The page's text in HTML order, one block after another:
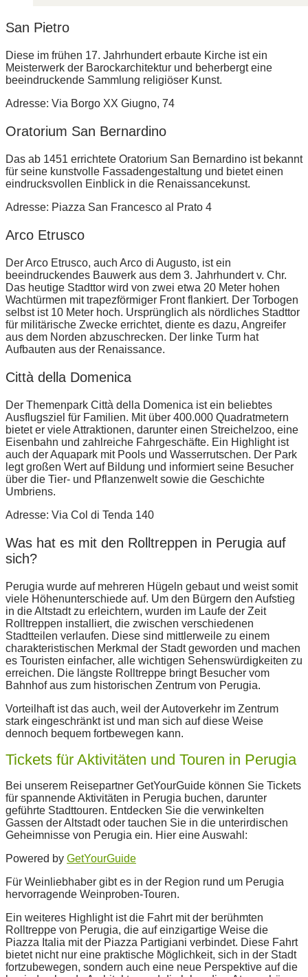
San Pietro
Diese im frühen 17. Jahrhundert erbaute Kirche ist ein
Meisterwerk der Barockarchitektur und beherbergt eine
beeindruckende Sammlung religiöser Kunst.
Adresse: Via Borgo XX Giugno, 74
Oratorium San Bernardino
Das ab 1451 errichtete Oratorium San Bernardino ist bekannt
für seine kunstvolle Fassadengestaltung und bietet einen
eindrucksvollen Einblick in die Renaissancekunst.
Adresse: Piazza San Francesco al Prato 4
Arco Etrusco
Der Arco Etrusco, auch Arco di Augusto, ist ein
beeindruckendes Bauwerk aus dem 3. Jahrhundert v. Chr.
Das heutige Stadttor wird von zwei etwa 20 Meter hohen
Wachtürmen mit trapezförmiger Front flankiert. Der Torbogen
selbst ist 10 Meter hoch. Ursprünglich als nördliches Stadttor
für militärische Zwecke errichtet, diente es dazu, Angreifer
aus dem Norden abzuschrecken. Der linke Turm hat
Aufbauten aus der Renaissance.
Città della Domenica
Der Themenpark Città della Domenica ist ein beliebtes
Ausflugsziel für Familien. Mit über 400.000 Quadratmetern
bietet er viele Attraktionen, darunter einen Streichelzoo, eine
Eisenbahn und zahlreiche Fahrgeschäfte. Ein Highlight ist
auch der Aquapark mit Pools und Wasserrutschen. Der Park
legt großen Wert auf Bildung und informiert seine Besucher
über die Tier- und Pflanzenwelt sowie die Geschichte
Umbriens.
Adresse: Via Col di Tenda 140
Was hat es mit den Rolltreppen in Perugia auf
sich?
Perugia wurde auf mehreren Hügeln gebaut und weist somit
viele Höhenunterschiede auf. Um den Bürgern den Aufstieg
in die Altstadt zu erleichtern, wurden im Laufe der Zeit
Rolltreppen installiert, die zwischen verschiedenen
Stadtteilen verlaufen. Diese sind mittlerweile zu einem
charakteristischen Merkmal der Stadt geworden und machen
es Touristen einfacher, alle wichtigen Sehenswürdigkeiten zu
erreichen. Die längste Rolltreppe bringt Besucher vom
Bahnhof aus zum historischen Zentrum von Perugia.
Vorteilhaft ist das auch, weil der Autoverkehr im Zentrum
stark eingeschränkt ist und man sich auf diese Weise
dennoch bequem fortbewegen kann.
Tickets für Aktivitäten und Touren in Perugia
Bei unserem Reisepartner GetYourGuide können Sie Tickets
für spannende Aktivitäten in Perugia buchen, darunter
geführte Stadttouren. Entdecken Sie die verwinkelten
Gassen der Altstadt oder tauchen Sie in die unterirdischen
Geheimnisse von Perugia ein. Hier eine Auswahl:
Powered by GetYourGuide
Für Weinliebhaber gibt es in der Region rund um Perugia
hervorragende Weinproben-Touren.
Ein weiteres Highlight ist die Fahrt mit der berühmten
Rolltreppe von Perugia, die auf einzigartige Weise die
Piazza Italia mit der Piazza Partigiani verbindet. Diese Fahrt
bietet nicht nur eine praktische Möglichkeit, sich in der Stadt
fortzubewegen, sondern auch eine neue Perspektive auf die